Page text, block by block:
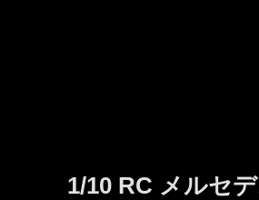
1/10 RC メルセ